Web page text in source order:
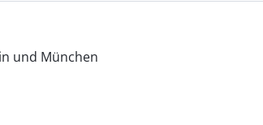
und München